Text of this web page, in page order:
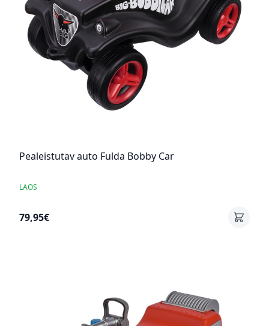
Pealeistutav auto Fulda Bobby Car
LAOS
79,95€